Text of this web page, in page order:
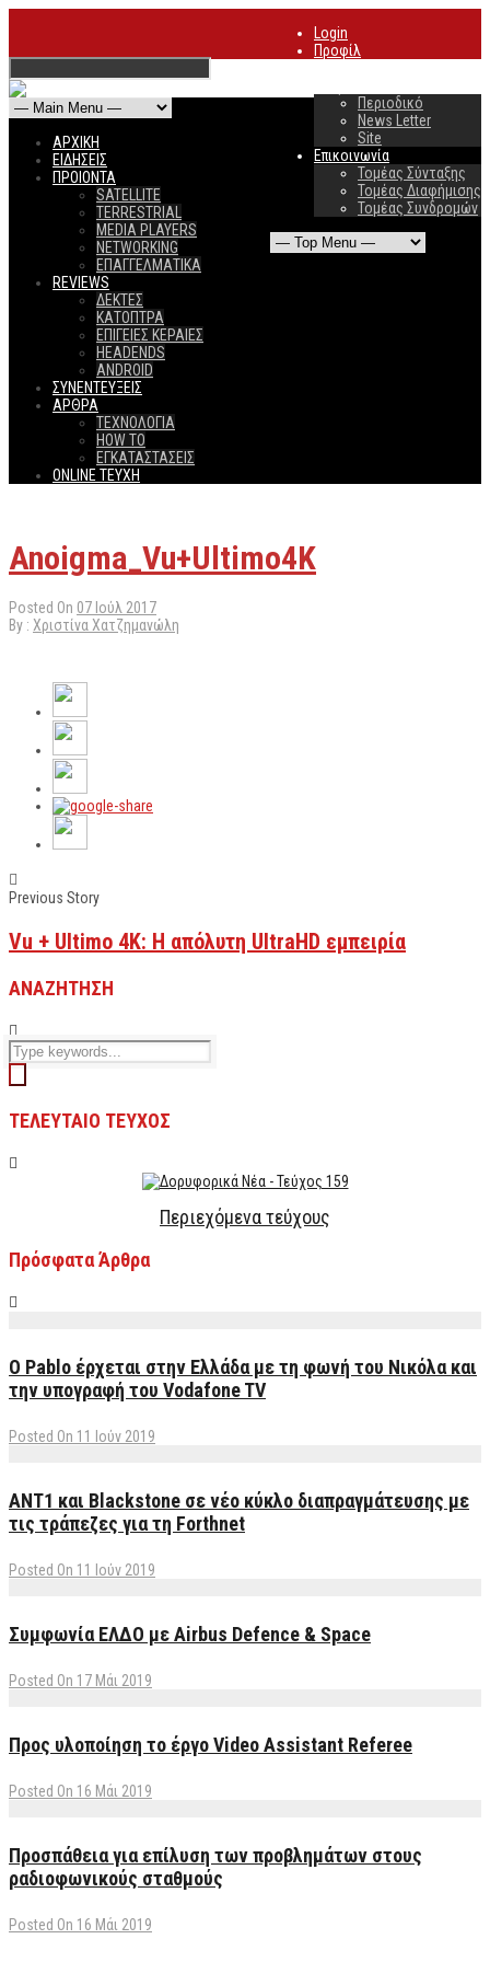
Login
Προφίλ
Περιοδικό
News Letter
Site
Επικοινωνία
Τομέας Σύνταξης
Τομέας Διαφήμισης
Τομέας Συνδρομών
ΑΡΧΙΚΗ
ΕΙΔΗΣΕΙΣ
ΠΡΟΙΟΝΤΑ
SATELLITE
TERRESTRIAL
MEDIA PLAYERS
NETWORKING
ΕΠΑΓΓΕΛΜΑΤΙΚΑ
REVIEWS
ΔΕΚΤΕΣ
ΚΑΤΟΠΤΡΑ
ΕΠΙΓΕΙΕΣ ΚΕΡΑΙΕΣ
HEADENDS
ANDROID
ΣΥΝΕΝΤΕΥΞΕΙΣ
ΑΡΘΡΑ
ΤΕΧΝΟΛΟΓΙΑ
HOW TO
ΕΓΚΑΤΑΣΤΑΣΕΙΣ
ONLINE TEYXH
Anoigma_Vu+Ultimo4K
Posted On 07 Ιούλ 2017
By : Χριστίνα Χατζημανώλη
Previous Story
Vu + Ultimo 4K: Η απόλυτη UltraHD εμπειρία
ΑΝΑΖΗΤΗΣΗ
ΤΕΛΕΥΤΑΙΟ ΤΕΥΧΟΣ
Περιεχόμενα τεύχους
Πρόσφατα Άρθρα
Ο Pablo έρχεται στην Ελλάδα με τη φωνή του Νικόλα και
την υπογραφή του Vodafone TV
Posted On 11 Ιούν 2019
ΑΝΤ1 και Blackstone σε νέο κύκλο διαπραγμάτευσης με
τις τράπεζες για τη Forthnet
Posted On 11 Ιούν 2019
Συμφωνία ΕΛΔΟ με Airbus Defence & Space
Posted On 17 Μάι 2019
Προς υλοποίηση το έργο Video Assistant Referee
Posted On 16 Μάι 2019
Προσπάθεια για επίλυση των προβλημάτων στους
ραδιοφωνικούς σταθμούς
Posted On 16 Μάι 2019